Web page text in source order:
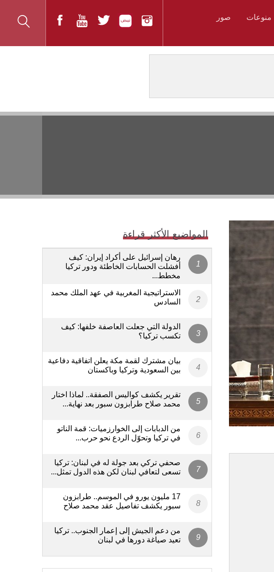
منوعات صور
المواضيع الأكثر قراءة
رهان إسرائيل على أكراد إيران: كيف
أفشلت الحسابات الخاطئة ودور تركيا
مخطط...
الاستراتيجية المغربية في عهد الملك محمد
السادس
الدولة التي جعلت العاصفة خلفها: كيف
تكسب تركيا؟
بيان مشترك لقمة مكة يعلن اتفاقية دفاعية
بين السعودية وتركيا وباكستان
تقرير يكشف كواليس الصفقة.. لماذا اختار
محمد صلاح طرابزون سبور بعد نهاية...
من الدبابات إلى الخوارزميات: قمة الناتو
في تركيا وتحوّل الردع نحو حرب...
صحفي تركي بعد جولة له في لبنان: تركيا
تسعى لتعافي لبنان لكن هذه الدول تمثل...
17 مليون يورو في الموسم.. طرابزون
سبور يكشف تفاصيل عقد محمد صلاح
من دعم الجيش إلى إعمار الجنوب.. تركيا
تعيد صياغة دورها في لبنان